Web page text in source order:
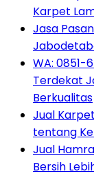
Karpet
Jasa
WA: 0851-
Terdekat
Berkualitas
Jual
tentang
Jual
Bersih